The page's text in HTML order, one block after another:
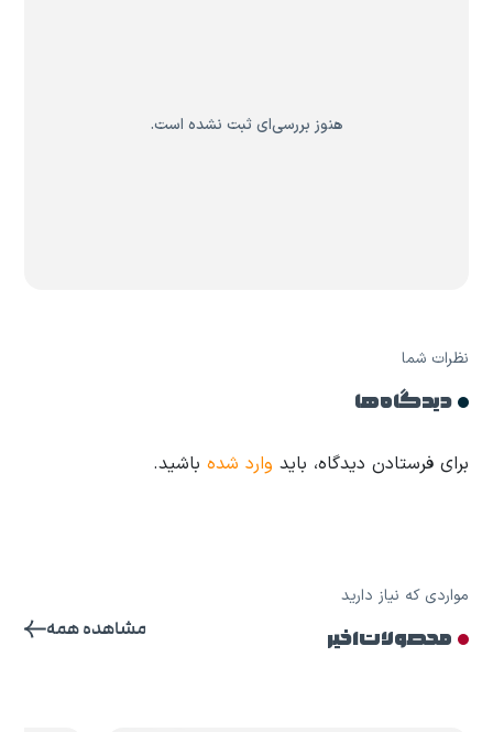
هنوز بررسی‌ای ثبت نشده است.
نظرات شما
دیدگاه ها
برای فرستادن دیدگاه، باید وارد شده باشید.
مواردی که نیاز دارید
محصولات اخیر مشاهده همه